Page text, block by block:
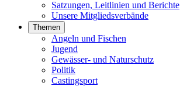
Satzungen, Leitlinien und Berichte
Unsere Mitgliedsverbände
Themen
Angeln und Fischen
Jugend
Gewässer- und Naturschutz
Politik
Castingsport